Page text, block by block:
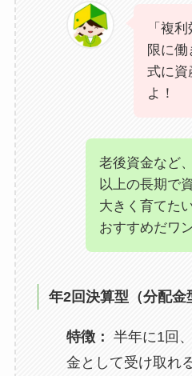
「複
限に働
式に資
よ！
老後資金など
以上の長期で
大きく育てた
おすすめだワ
年2回決算型（分配金
特徴： 半年に1回
金として受け取れる